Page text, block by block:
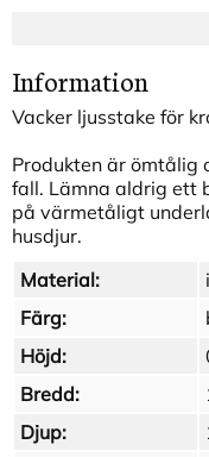
Information
Vacker ljusstake för
Produkten är ömtålig
fall. Lämna aldrig ett
på värmetåligt
husdjur.
Material:
Färg:
Höjd:
Bredd:
Djup: